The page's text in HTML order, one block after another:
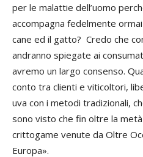
per le malattie dell’uomo
accompagna fedelmente
cane ed il gatto? Credo che
andranno spiegate ai
avremo un largo consenso.
conto tra clienti e viticoltori,
uva con i metodi tradizionali,
sono visto che fin oltre la
crittogame venute da Oltre
Europa».